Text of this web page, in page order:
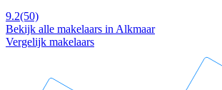
9.2(50)
Bekijk alle makelaars in Alkmaar
Vergelijk makelaars